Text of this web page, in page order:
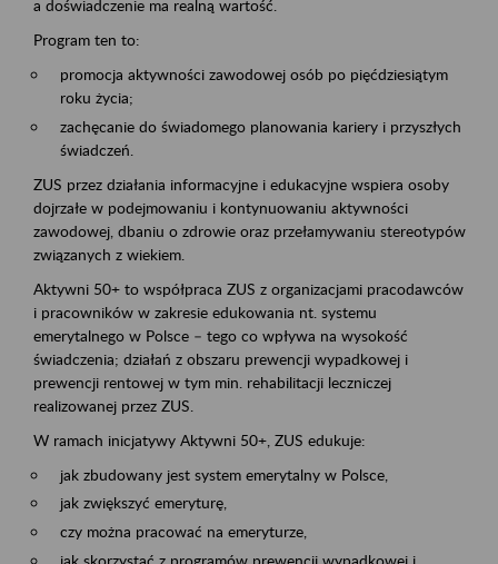
a doświadczenie ma realną wartość.
Program ten to:
promocja aktywności zawodowej osób po pięćdziesiątym
roku życia;
zachęcanie do świadomego planowania kariery i przyszłych
świadczeń.
ZUS przez działania informacyjne i edukacyjne wspiera osoby
dojrzałe w podejmowaniu i kontynuowaniu aktywności
zawodowej, dbaniu o zdrowie oraz przełamywaniu stereotypów
związanych z wiekiem.
Aktywni 50+ to współpraca ZUS z organizacjami pracodawców
i pracowników w zakresie edukowania nt. systemu
emerytalnego w Polsce – tego co wpływa na wysokość
świadczenia; działań z obszaru prewencji wypadkowej i
prewencji rentowej w tym min. rehabilitacji leczniczej
realizowanej przez ZUS.
W ramach inicjatywy Aktywni 50+, ZUS edukuje:
jak zbudowany jest system emerytalny w Polsce,
jak zwiększyć emeryturę,
czy można pracować na emeryturze,